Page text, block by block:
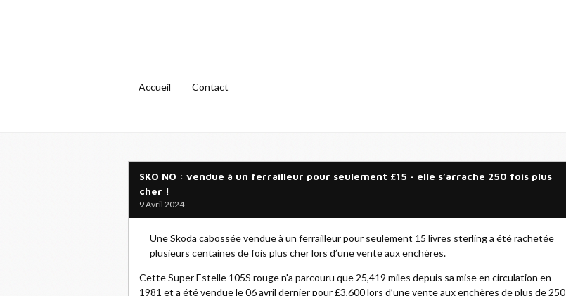
Accueil Contact
SKO NO : vendue à un ferrailleur pour seulement £15 - elle s’arrache 250 fois plus
cher !
9 Avril 2024
Une Skoda cabossée vendue à un ferrailleur pour seulement 15 livres sterling a été rachetée
plusieurs centaines de fois plus cher lors d’une vente aux enchères.
Cette Super Estelle 105S rouge n'a parcouru que 25,419 miles depuis sa mise en circulation en
1981 et a été vendue le 06 avril dernier pour £3,600 lors d’une vente aux enchères de plus de 250